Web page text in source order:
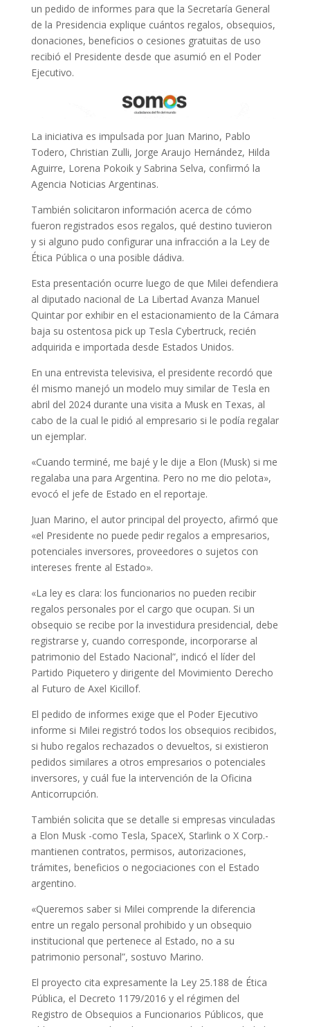
un pedido de informes para que la Secretaría General
de la Presidencia explique cuántos regalos, obsequios,
donaciones, beneficios o cesiones gratuitas de uso
recibió el Presidente desde que asumió en el Poder
Ejecutivo.
La iniciativa es impulsada por Juan Marino, Pablo
Todero, Christian Zulli, Jorge Araujo Hernández, Hilda
Aguirre, Lorena Pokoik y Sabrina Selva, confirmó la
Agencia Noticias Argentinas.
También solicitaron información acerca de cómo
fueron registrados esos regalos, qué destino tuvieron
y si alguno pudo configurar una infracción a la Ley de
Ética Pública o una posible dádiva.
Esta presentación ocurre luego de que Milei defendiera
al diputado nacional de La Libertad Avanza Manuel
Quintar por exhibir en el estacionamiento de la Cámara
baja su ostentosa pick up Tesla Cybertruck, recién
adquirida e importada desde Estados Unidos.
En una entrevista televisiva, el presidente recordó que
él mismo manejó un modelo muy similar de Tesla en
abril del 2024 durante una visita a Musk en Texas, al
cabo de la cual le pidió al empresario si le podía regalar
un ejemplar.
«Cuando terminé, me bajé y le dije a Elon (Musk) si me
regalaba una para Argentina. Pero no me dio pelota»,
evocó el jefe de Estado en el reportaje.
Juan Marino, el autor principal del proyecto, afirmó que
«el Presidente no puede pedir regalos a empresarios,
potenciales inversores, proveedores o sujetos con
intereses frente al Estado».
«La ley es clara: los funcionarios no pueden recibir
regalos personales por el cargo que ocupan. Si un
obsequio se recibe por la investidura presidencial, debe
registrarse y, cuando corresponde, incorporarse al
patrimonio del Estado Nacional”, indicó el líder del
Partido Piquetero y dirigente del Movimiento Derecho
al Futuro de Axel Kicillof.
El pedido de informes exige que el Poder Ejecutivo
informe si Milei registró todos los obsequios recibidos,
si hubo regalos rechazados o devueltos, si existieron
pedidos similares a otros empresarios o potenciales
inversores, y cuál fue la intervención de la Oficina
Anticorrupción.
También solicita que se detalle si empresas vinculadas
a Elon Musk -como Tesla, SpaceX, Starlink o X Corp.-
mantienen contratos, permisos, autorizaciones,
trámites, beneficios o negociaciones con el Estado
argentino.
«Queremos saber si Milei comprende la diferencia
entre un regalo personal prohibido y un obsequio
institucional que pertenece al Estado, no a su
patrimonio personal”, sostuvo Marino.
El proyecto cita expresamente la Ley 25.188 de Ética
Pública, el Decreto 1179/2016 y el régimen del
Registro de Obsequios a Funcionarios Públicos, que